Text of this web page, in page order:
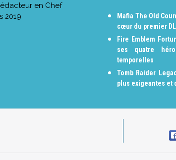
en Chef
2019
Mafia The Old
cœur du premier
Fire Emblem
ses quatre
temporelles
Tomb Raider
plus exigeantes et